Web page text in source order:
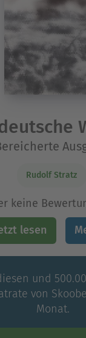
Rudolf Stratz
keine
lesen
und
von
Monat.